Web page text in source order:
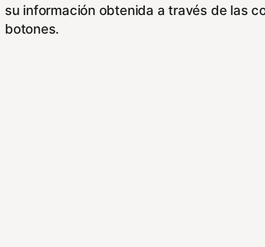
su información obtenida a través de las
botones.